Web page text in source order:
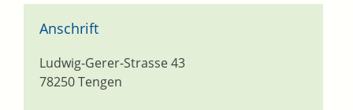
Anschrift
Ludwig-Gerer-Strasse 43
78250Tengen